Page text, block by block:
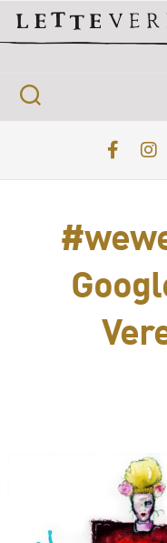
content